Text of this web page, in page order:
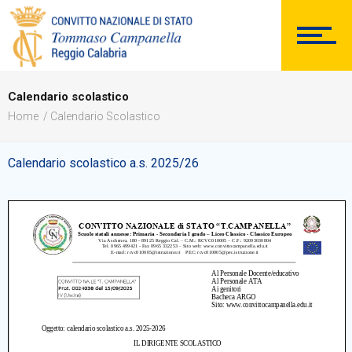
DOCUMENTAZIONE
PERSONALE
Comunicazioni Esterne
Calendario scolastico
Home Calendario Scolastico
Calendario scolastico a.s. 2025/26